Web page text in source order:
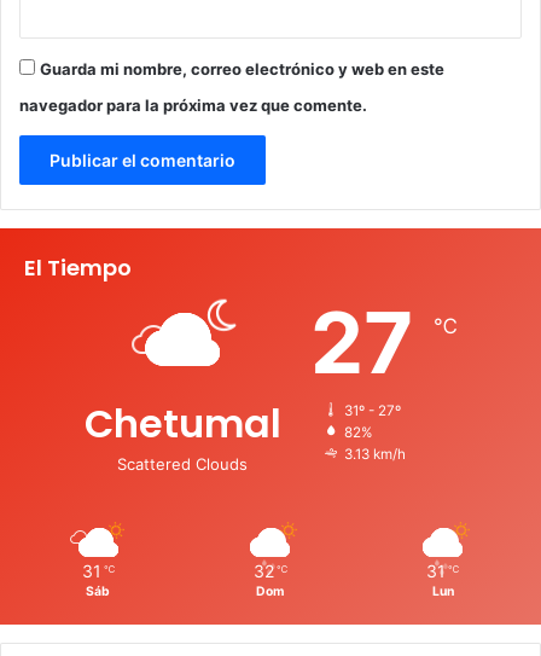
Guarda mi nombre, correo electrónico y web en este
navegador para la próxima vez que comente.
El Tiempo
Chetumal
Scattered Clouds
27 ℃
31º - 27º
82%
3.13 km/h
31 ℃
Sáb
32 ℃
Dom
31 ℃
Lun